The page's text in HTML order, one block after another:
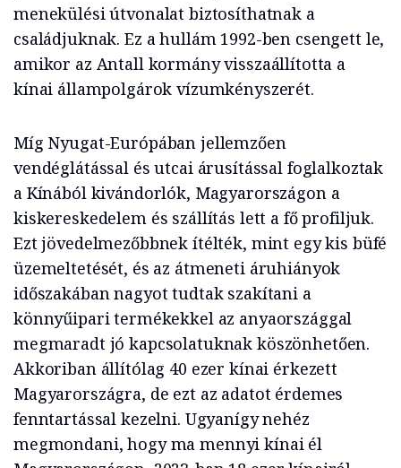
menekülési útvonalat biztosíthatnak a
családjuknak. Ez a hullám 1992-ben csengett le,
amikor az Antall kormány visszaállította a
kínai állampolgárok vízumkényszerét.
Míg Nyugat-Európában jellemzően
vendéglátással és utcai árusítással foglalkoztak
a Kínából kivándorlók, Magyarországon a
kiskereskedelem és szállítás lett a fő profiljuk.
Ezt jövedelmezőbbnek ítélték, mint egy kis büfé
üzemeltetését, és az átmeneti áruhiányok
időszakában nagyot tudtak szakítani a
könnyűipari termékekkel az anyaországgal
megmaradt jó kapcsolatuknak köszönhetően.
Akkoriban állítólag 40 ezer kínai érkezett
Magyarországra, de ezt az adatot érdemes
fenntartással kezelni. Ugyanígy nehéz
megmondani, hogy ma mennyi kínai él